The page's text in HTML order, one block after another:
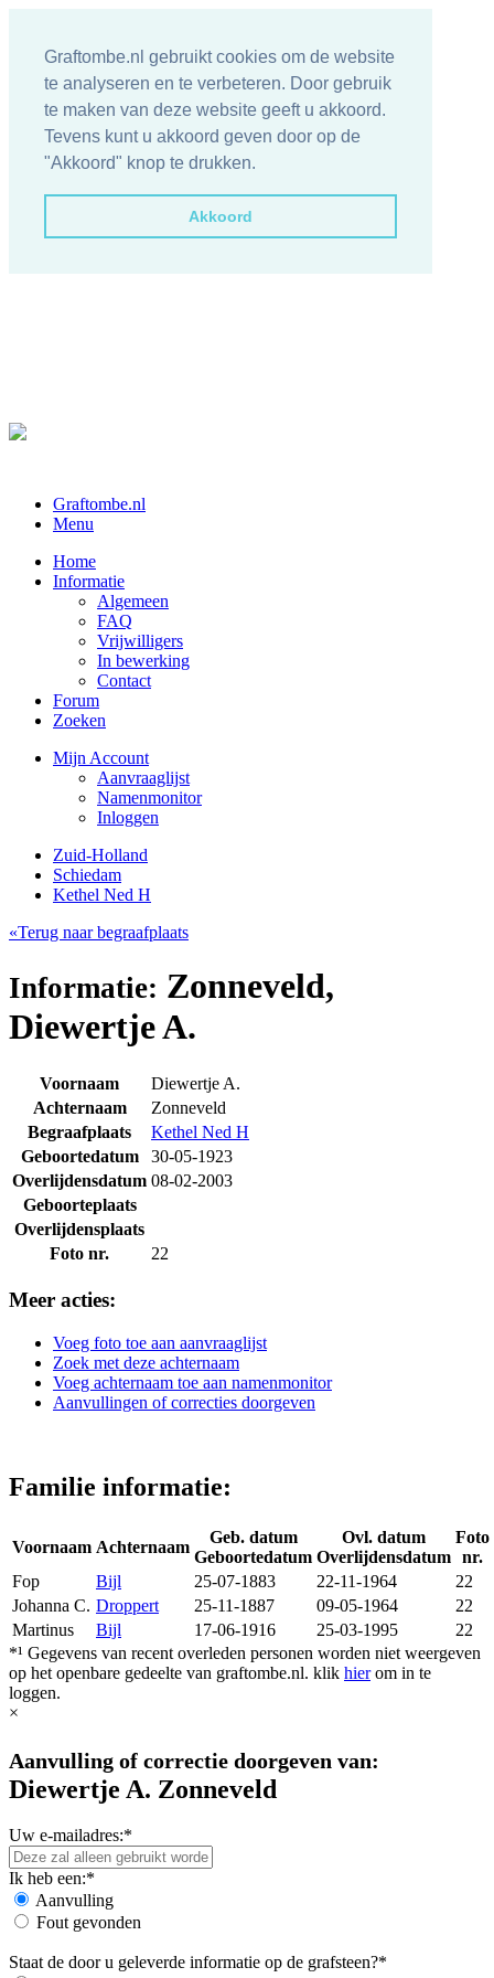
Graftombe.nl gebruikt cookies om de website
te analyseren en te verbeteren. Door gebruik
te maken van deze website geeft u akkoord.
Tevens kunt u akkoord geven door op de
"Akkoord" knop te drukken.
Akkoord
Graftombe.nl
Menu
Home
Informatie
Algemeen
FAQ
Vrijwilligers
In bewerking
Contact
Forum
Zoeken
Mijn Account
Aanvraaglijst
Namenmonitor
Inloggen
Zuid-Holland
Schiedam
Kethel Ned H
«Terug naar begraafplaats
Informatie: Zonneveld,
Diewertje A.
Voornaam
Diewertje A.
Achternaam
Zonneveld
Begraafplaats
Kethel Ned H
Geboortedatum
30-05-1923
Overlijdensdatum 08-02-2003
Geboorteplaats
Overlijdensplaats
Foto nr.
22
Meer acties:
Voeg foto toe aan aanvraaglijst
Zoek met deze achternaam
Voeg achternaam toe aan namenmonitor
Aanvullingen of correcties doorgeven
Familie informatie:
Voornaam Achternaam
Geb. datum
Geboortedatum
Ovl. datum
Overlijdensdatum
Foto
nr.
Fop
Bijl 25-07-1883 22-11-1964
22
Johanna C. Droppert 25-11-1887 09-05-1964
22
Martinus
Bijl 17-06-1916 25-03-1995
22
*¹ Gegevens van recent overleden personen worden niet weergeven
op het openbare gedeelte van graftombe.nl. klik hierom in te
loggen.
×
Aanvulling of correctie doorgeven van:
Diewertje A. Zonneveld
Uw e-mailadres:*
Ik heb een:*
Aanvulling
Fout gevonden
Staat de door u geleverde informatie op de grafsteen?*